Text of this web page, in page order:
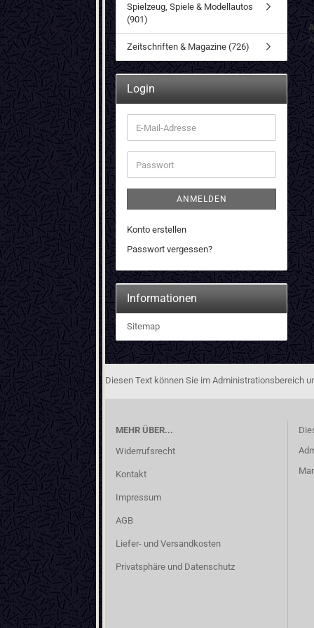
Spielzeug, Spiele & Modellautos
(901)
Zeitschriften & Magazine (726)
Login
E-
Mail-
Adresse
Passwort
ANMELDEN
Konto erstellen
Passwort vergessen?
Informationen
Sitemap
Diesen Text können Sie im Administrationsbereich
MEHR ÜBER...
Widerrufsrecht
Kontakt
Impressum
AGB
Liefer- und Versandkosten
Privatsphäre und Datenschutz